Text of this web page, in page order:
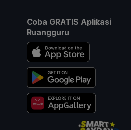
Coba GRATIS Aplikasi
Ruangguru